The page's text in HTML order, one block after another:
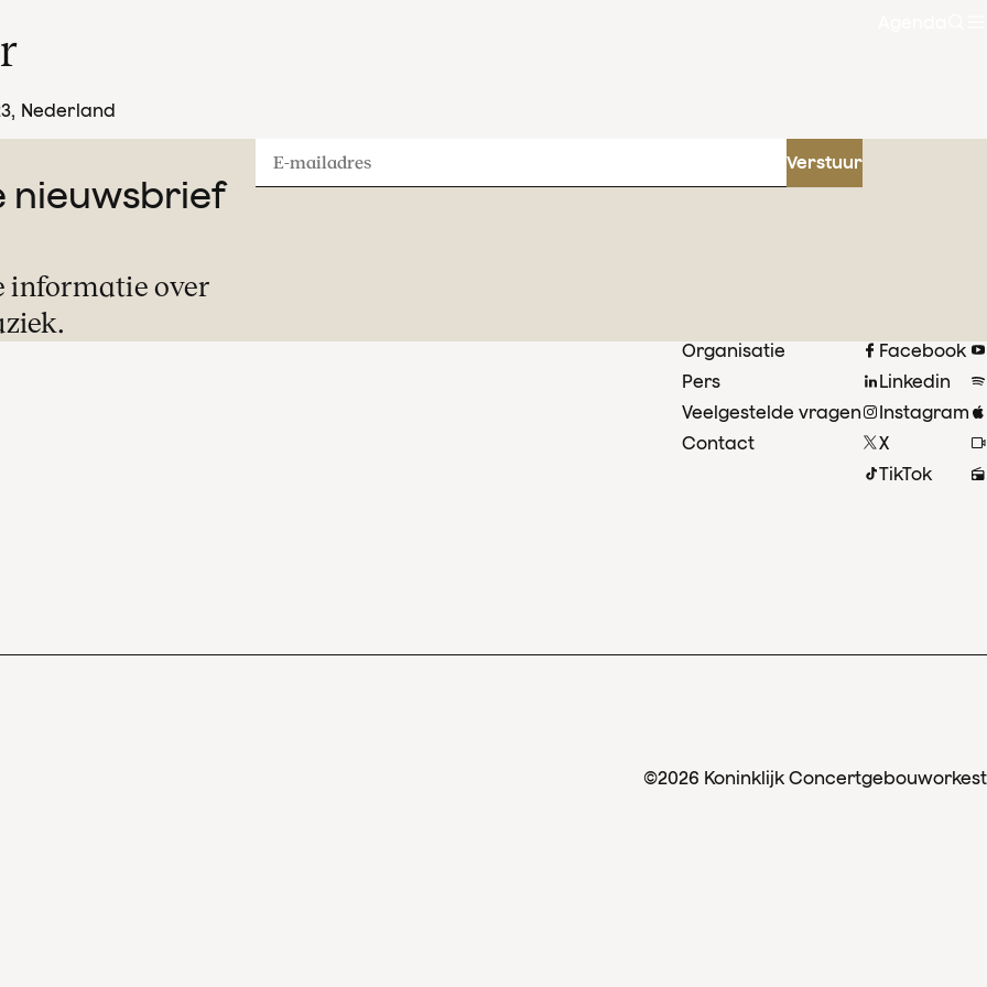
, Nederland
nieuwsbrief
informatie over
E-
mailadres
Verstuur
Organisatie
Pers
Veelgestelde vragen
Contact
Facebook
Linkedin
Instagram
X
TikTok
©2026 Koninklijk Concertgebouworkest